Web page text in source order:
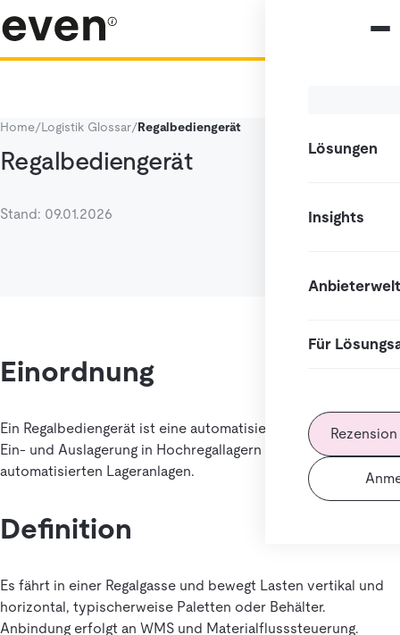
Lösungen
Insights
Anbieterwelt
Für
Home/Logistik Glossar/Regalbediengerät
Regalbediengerät
Stand: 09.01.2026
Einordnung
Ein Regalbediengerät ist eine automatisierte Maschine zur
Ein- und Auslagerung in Hochregallagern oder
automatisierten Lageranlagen.
Definition
Es fährt in einer Regalgasse und bewegt Lasten vertikal und
horizontal, typischerweise Paletten oder Behälter.
Anbindung erfolgt an WMS und Materialflusssteuerung.